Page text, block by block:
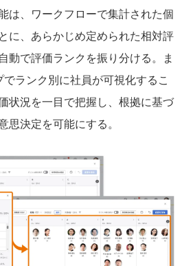
は、ワークフローで集計された個
に、あらかじめ定められた相対評
動で評価ランクを振り分ける。ま
ランク別に社員が可視化するこ
状況を一目で把握し、根拠に基づ
思決定を可能にする。